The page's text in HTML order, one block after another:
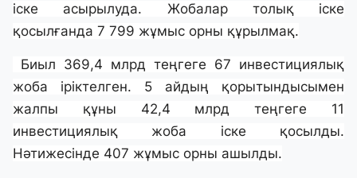
іске асырылуда. Жобалар толық іске
қосылғанда 7 799 жұмыс орны құрылмақ.
Биыл 369,4 млрд теңгеге 67 инвестициялық
жоба іріктелген. 5 айдың қорытындысымен
жалпы құны 42,4 млрд теңгеге 11
инвестициялық жоба іске қосылды.
Нәтижесінде 407 жұмыс орны ашылды.